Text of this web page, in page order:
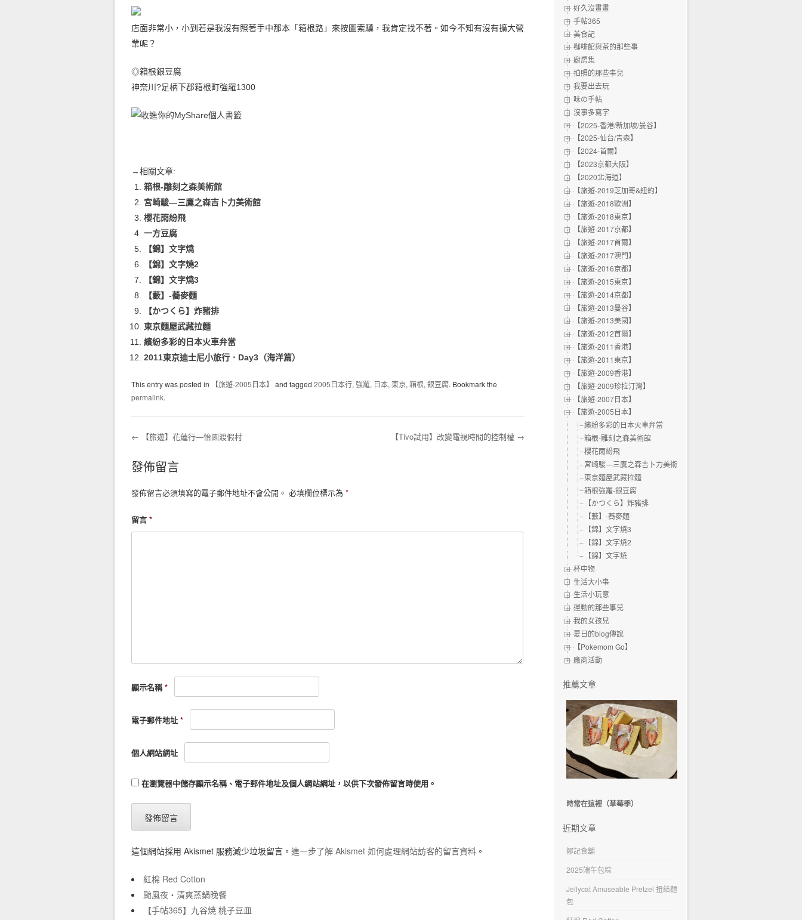
店面非常小，小到若是我沒有照著手中那本「箱根路」來按圖索驥，我肯定找不著。如今不知有沒有擴大營
業呢？
◎箱根銀豆腐
神奈川?足柄下郡箱根町強羅1300
→相關文章:
箱根-雕刻之森美術館
宮崎駿—三鷹之森吉卜力美術館
櫻花雨紛飛
一方豆腐
【錦】文字燒
【錦】文字燒2
【錦】文字燒3
【藪】-蕎麥麵
【かつくら】炸豬排
東京麵屋武藏拉麵
繽紛多彩的日本火車弁當
2011東京迪士尼小旅行．Day3（海洋篇）
This entry was posted in 【旅遊-2005日本】 and tagged 2005日本行, 強羅, 日本, 東京, 箱根, 銀豆腐. Bookmark the
permalink.
Post navigation
← 【旅遊】花蓮行—怡園渡假村 【Tivo試用】改變電視時間的控制權 →
發佈留言
發佈留言必須填寫的電子郵件地址不會公開。 必填欄位標示為 *
留言 *
顯示名稱*
電子郵件地址 *
個人網站網址
在瀏覽器中儲存顯示名稱、電子郵件地址及個人網站網址，以供下次發佈留言時使用。
這個網站採用 Akismet 服務減少垃圾留言。 進一步了解 Akismet 如何處理網站訪客的留言資料 。
紅棉 Red Cotton
颱風夜‧清爽蒸鍋晚餐
【手帖365】九谷焼 桃子豆皿
好久沒畫畫
手帖365
美食記
咖啡館與茶的那些事
廚房集
拍照的那些事兒
我要出去玩
味の手帖‬
沒事多寫字
【2025-香港/新加坡/曼谷】
【2025-仙台/青森】
【2024-首爾】
【2023京都大阪】
【2020北海道】
【旅遊-2019芝加哥&紐約】
【旅遊-2018歐洲】
【旅遊-2018東京】
【旅遊-2017京都】
【旅遊-2017首爾】
【旅遊-2017澳門】
【旅遊-2016京都】
【旅遊-2015東京】
【旅遊-2014京都】
【旅遊-2013曼谷】
【旅遊-2013美國】
【旅遊-2012首爾】
【旅遊-2011香港】
【旅遊-2011東京】
【旅遊-2009香港】
【旅遊-2009珍拉汀灣】
【旅遊-2007日本】
【旅遊-2005日本】
繽紛多彩的日本火車弁當
箱根-雕刻之森美術館
櫻花雨紛飛
宮崎駿—三鷹之森吉卜力美術館
東京麵屋武藏拉麵
箱根強羅-銀豆腐
【かつくら】炸豬排
【藪】-蕎麥麵
【錦】文字燒3
【錦】文字燒2
【錦】文字燒
杯中物
生活大小事
生活小玩意
運動的那些事兒
我的女孩兒
夏日的blog傳說
【Pokemom Go】
廠商活動
推薦文章
時常在這裡（草莓季）
近期文章
鄒記食舖
2025端午包粽
Jellycat Amuseable Pretzel 扭結麵
包